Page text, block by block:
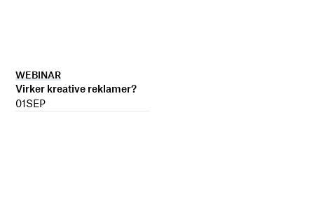
WEBINAR
Virker kreative reklamer?
01SEP